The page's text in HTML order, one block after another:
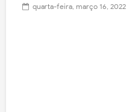
quarta-feira, março 16, 2022